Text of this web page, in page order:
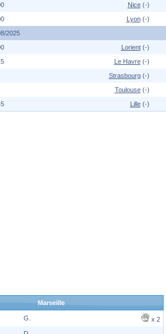
Nice(-)
Lyon(-)
2025
Lorient(-)
Le Havre(-)
Strasbourg(-)
Toulouse(-)
Lille(-)
Marseille
G.
x 2